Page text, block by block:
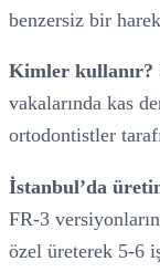
benzersiz bir
Kimler kullanır?
vakalarında kas
ortodontistler
İstanbul’da
FR-3
özel üreterek 5-6